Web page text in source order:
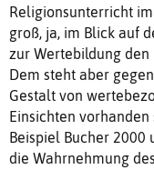
Religionsunterricht
groß, ja, im Blick auf
zur Wertebildung
Dem steht aber
Gestalt von
Einsichten
Beispiel Bucher 2000
die Wahrnehmung